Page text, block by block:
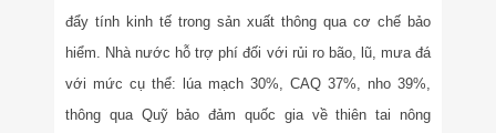
đẩy tính kinh tế trong sản xuất thông qua cơ chế bảo
hiểm. Nhà nước hỗ trợ phí đối với rủi ro bão, lũ, mưa đá
với mức cụ thể: lúa mạch 30%, CAQ 37%, nho 39%,
thông qua Quỹ bảo đảm quốc gia về thiên tai nông